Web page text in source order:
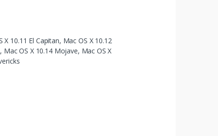
10.11 El Capitan, Mac OS X 10.12
Mac OS X 10.14 Mojave, Mac OS X